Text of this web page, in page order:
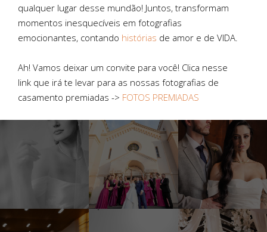
qualquer lugar desse mundão! Juntos, transformam
momentos inesquecíveis em fotografias
emocionantes, contando histórias de amor e de VIDA.
Ah! Vamos deixar um convite para você! Clica nesse
link que irá te levar para as nossas fotografias de
casamento premiadas -> FOTOS PREMIADAS